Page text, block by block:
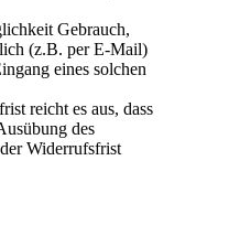
Gebrauch,
(z.B. per E-Mail)
eines solchen
reicht es aus, dass
des
Widerrufsfrist